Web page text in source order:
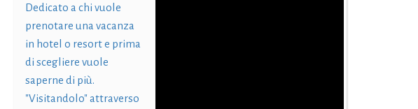
Dedicato a chi vuole
prenotare una vacanza
in hotel o resort e prima
di scegliere vuole
saperne di più.
"Visitandolo" attraverso